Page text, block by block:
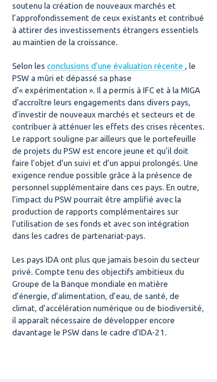
soutenu la création de nouveaux marchés et
l’approfondissement de ceux existants et contribué
à attirer des investissements étrangers essentiels
au maintien de la croissance.
Selon les conclusions d’une évaluation récente , le
PSW a mûri et dépassé sa phase
d'« expérimentation ». Il a permis à IFC et à la MIGA
d’accroître leurs engagements dans divers pays,
d’investir de nouveaux marchés et secteurs et de
contribuer à atténuer les effets des crises récentes.
Le rapport souligne par ailleurs que le portefeuille
de projets du PSW est encore jeune et qu’il doit
faire l’objet d’un suivi et d’un appui prolongés. Une
exigence rendue possible grâce à la présence de
personnel supplémentaire dans ces pays. En outre,
l’impact du PSW pourrait être amplifié avec la
production de rapports complémentaires sur
l’utilisation de ses fonds et avec son intégration
dans les cadres de partenariat-pays.
Les pays IDA ont plus que jamais besoin du secteur
privé. Compte tenu des objectifs ambitieux du
Groupe de la Banque mondiale en matière
d’énergie, d’alimentation, d’eau, de santé, de
climat, d’accélération numérique ou de biodiversité,
il apparaît nécessaire de développer encore
davantage le PSW dans le cadre d’IDA-21.